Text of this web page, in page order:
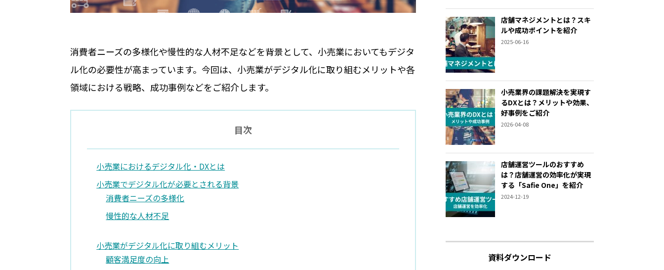
消費者ニーズの多様化や慢性的な人材不足などを背景として、小売業においてもデジタ
ル化の必要性が高まっています。今回は、小売業がデジタル化に取り組むメリットや各
領域における戦略、成功事例などをご紹介します。
目次
小売業におけるデジタル化・DXとは
小売業でデジタル化が必要とされる背景
消費者ニーズの多様化
慢性的な人材不足
小売業がデジタル化に取り組むメリット
顧客満足度の向上
店舗マネジメントとは？スキ
ルや成功ポイントを紹介
2025-06-16
小売業界の課題解決を実現す
るDXとは？メリットや効果、
好事例をご紹介
2026-04-08
店舗運営ツールのおすすめ
は？店舗運営の効率化が実現
する「Safie One」を紹介
2024-12-19
資料ダウンロード